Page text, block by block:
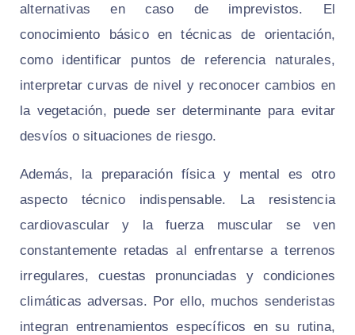
alternativas en caso de imprevistos. El
conocimiento básico en técnicas de orientación,
como identificar puntos de referencia naturales,
interpretar curvas de nivel y reconocer cambios en
la vegetación, puede ser determinante para evitar
desvíos o situaciones de riesgo.
Además, la preparación física y mental es otro
aspecto técnico indispensable. La resistencia
cardiovascular y la fuerza muscular se ven
constantemente retadas al enfrentarse a terrenos
irregulares, cuestas pronunciadas y condiciones
climáticas adversas. Por ello, muchos senderistas
integran entrenamientos específicos en su rutina,